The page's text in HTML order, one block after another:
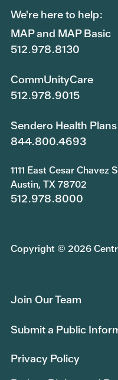
We're here to help:
MAP and MAP Basic
512.978.8130
CommUnityCare
512.978.9015
Sendero Health Plans
844.800.4693
1111 East Cesar Chavez
Austin, TX 78702
512.978.8000
Copyright © 2026
Join Our Team
Submit a Public
Privacy Policy